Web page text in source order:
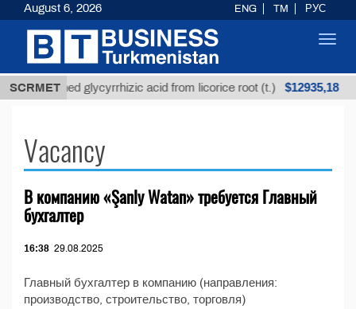
SCRMET
Unrefined glycyrrhizic acid from licorice root (t.) $12935,18
Vacancy
В компанию «Şanly Watan» требуется Главный
бухгалтер
16:38 29.08.2025
Главный бухгалтер в компанию (направления:
производство, строительство, торговля)
August 6, 2026 ENG TM РУС